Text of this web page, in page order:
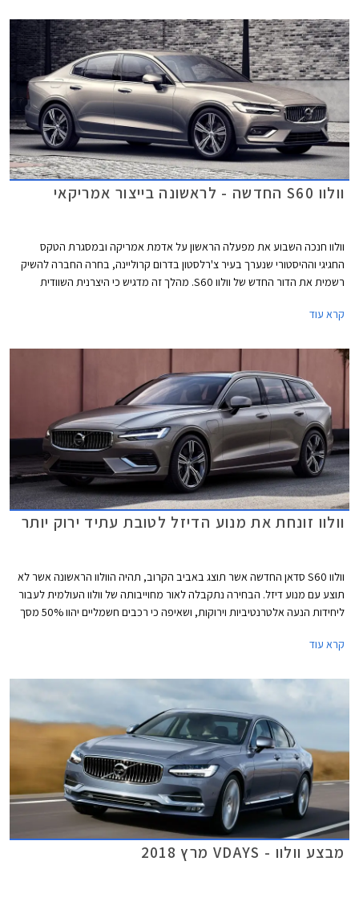
וולוו S60 החדשה - לראשונה בייצור אמריקאי
וולוו חנכה השבוע את מפעלה הראשון על אדמת אמריקה ובמסגרת הטקס
החגיגי וההיסטורי שנערך בעיר צ'רלסטון בדרום קרוליינה, בחרה החברה להשיק
רשמית את הדור החדש של וולוו S60. מהלך זה מדגיש כי היצרנית השוודית
המכירות בשוק האמריקאי החשוב.
קרא עוד
וולוו זונחת את מנוע הדיזל לטובת עתיד ירוק יותר
וולוו S60 סדאן החדשה אשר תוצג באביב הקרוב, תהיה הוולוו הראשונה אשר לא
תוצע עם מנוע דיזל. הבחירה נתקבלה לאור מחוייבותה של וולוו העולמית לעבור
ליחידות הנעה אלטרנטיביות וירוקות, ושאיפה כי רכבים חשמליים יהוו 50% מסך
קרא עוד
מבצע וולוו - VDAYS מרץ 2018